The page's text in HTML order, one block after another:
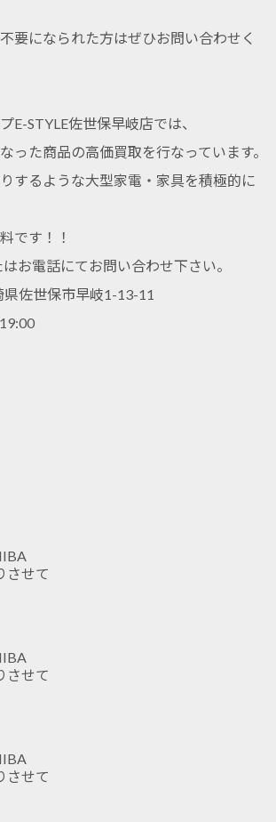
要になられた方はぜひお問い合わせく
E-STYLE佐世保早岐店では、
った商品の高価買取を行なっています。
するような大型家電・家具を積極的に
です！！
お電話にてお問い合わせ下さい。
佐世保市早岐1-13-11
させて
させて
させて